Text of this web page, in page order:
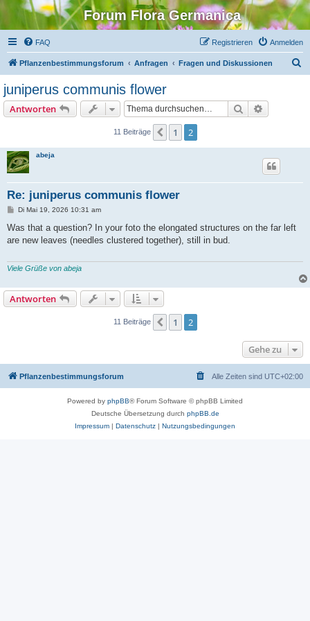
Forum Flora Germanica
FAQ Anmelden
Registrieren
Pflanzenbestimmungsforum Anfragen Fragen und Diskussionen
juniperus communis flower
Antworten Suche
11 Beiträge Vorherige
1 2
abeja
Re: juniperus communis flower
B
i
r
Di Mai 19, 2026 10:31 am
Was that a question? In your foto the elongated structures on the far left
are new leaves (needles clustered together), still in bud.
Viele Grüße von abeja
Antworten
11 Beiträge Vorherige
1 2
Gehe zu
Pflanzenbestimmungsforum Alle Zeiten sind UTC+02:00
Powered by phpBB® Forum Software © phpBB Limited
Deutsche Übersetzung durch phpBB.de
Impressum | Datenschutz | Nutzungsbedingungen